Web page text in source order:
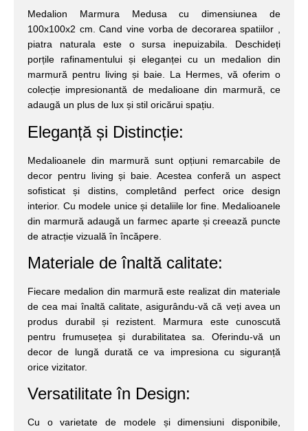
Medalion Marmura Medusa cu dimensiunea de
100x100x2 cm. Cand vine vorba de decorarea spatiilor ,
piatra naturala este o sursa inepuizabila. Deschideți
porțile rafinamentului și eleganței cu un medalion din
marmură pentru living și baie. La Hermes, vă oferim o
colecție impresionantă de medalioane din marmură, ce
adaugă un plus de lux și stil oricărui spațiu.
Eleganță și Distincție:
Medalioanele din marmură sunt opțiuni remarcabile de
decor pentru living și baie. Acestea conferă un aspect
sofisticat și distins, completând perfect orice design
interior. Cu modele unice și detaliile lor fine. Medalioanele
din marmură adaugă un farmec aparte și creează puncte
de atracție vizuală în încăpere.
Materiale de înaltă calitate:
Fiecare medalion din marmură este realizat din materiale
de cea mai înaltă calitate, asigurându-vă că veți avea un
produs durabil și rezistent. Marmura este cunoscută
pentru frumusețea și durabilitatea sa. Oferindu-vă un
decor de lungă durată ce va impresiona cu siguranță
orice vizitator.
Versatilitate în Design:
Cu o varietate de modele și dimensiuni disponibile,